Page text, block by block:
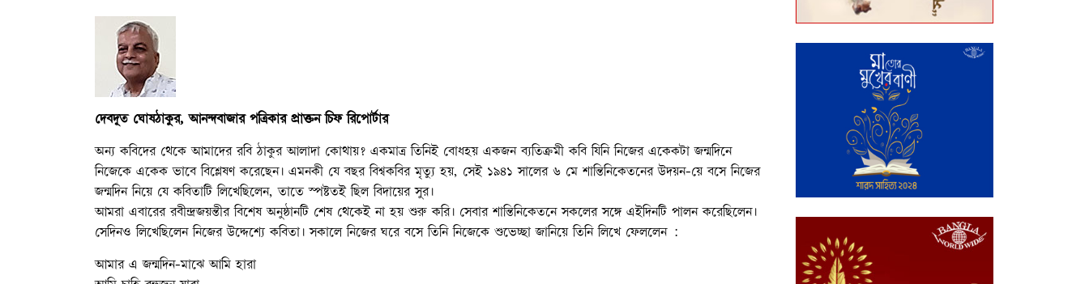
দেবদূত ঘোষঠাকুর, আনন্দবাজার পত্রিকার প্রাক্তন চিফ রিপোর্টার
অন্য কবিদের থেকে আমাদের রবি ঠাকুর আলাদা কোথায়? একমাত্র তিনিই বোধহয় একজন ব্যতিক্রমী কবি যিনি নিজের একেকটা জন্মদিনে
নিজেকে একেক ভাবে বিশ্লেষণ করেছেন। এমনকী যে বছর বিশ্বকবির মৃত্যু হয়, সেই ১৯৪১ সালের ৬ মে শান্তিনিকেতনের উদয়ন-য়ে বসে নিজের
জন্মদিন নিয়ে যে কবিতাটি লিখেছিলেন, তাতে স্পষ্টতই ছিল বিদায়ের সুর।
আমরা এবারের রবীন্দ্রজয়ন্তীর বিশেষ অনুষ্ঠানটি শেষ থেকেই না হয় শুরু করি। সেবার শান্তিনিকেতনে সকলের সঙ্গে এইদিনটি পালন করেছিলেন।
সেদিনও লিখেছিলেন নিজের উদ্দেশ্যে কবিতা। সকালে নিজের ঘরে বসে তিনি নিজেকে শুভেচ্ছা জানিয়ে তিনি লিখে ফেললেন :
আমার এ জন্মদিন-মাঝে আমি হারা